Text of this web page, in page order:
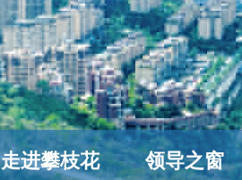
走进攀枝花 领导之窗